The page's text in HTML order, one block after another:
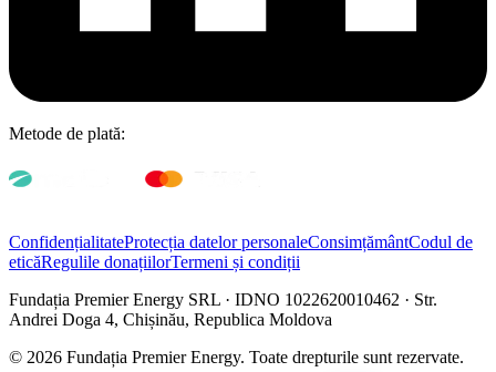
Metode de plată:
ConfidențialitateProtecția datelor personaleConsimțământCodul de
eticăRegulile donațiilorTermeni și condiții
Fundația Premier Energy SRL · IDNO 1022620010462 · Str.
Andrei Doga 4, Chișinău, Republica Moldova
© 2026 Fundația Premier Energy. Toate drepturile sunt rezervate.